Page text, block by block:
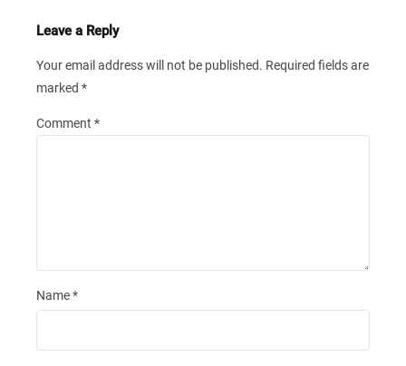
Leave a Reply
Your email address will not be published. Required fields are
marked *
Comment *
Name*